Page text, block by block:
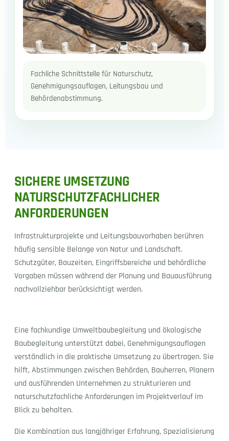
Fachliche Schnittstelle für Naturschutz,
Genehmigungsauflagen, Leitungsbau und
Behördenabstimmung.
SICHERE UMSETZUNG
NATURSCHUTZFACHLICHER
ANFORDERUNGEN
Infrastrukturprojekte und Leitungsbauvorhaben berühren
häufig sensible Belange von Natur und Landschaft.
Schutzgüter, Bauzeiten, Eingriffsbereiche und behördliche
Vorgaben müssen während der Planung und Bauausführung
nachvollziehbar berücksichtigt werden.
Eine fachkundige Umweltbaubegleitung und ökologische
Baubegleitung unterstützt dabei, Genehmigungsauflagen
verständlich in die praktische Umsetzung zu übertragen. Sie
hilft, Abstimmungen zwischen Behörden, Bauherren, Planern
und ausführenden Unternehmen zu strukturieren und
naturschutzfachliche Anforderungen im Projektverlauf im
Blick zu behalten.
Die Kombination aus langjähriger Erfahrung, Spezialisierung